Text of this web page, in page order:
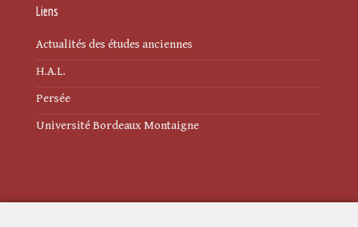
Liens
Actualités des études anciennes
H.A.L.
Persée
Université Bordeaux Montaigne